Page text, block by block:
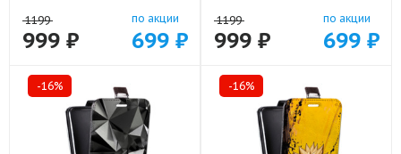
1199
999 ₽
по акции
699 ₽
1199
999 ₽
по акции
699 ₽
-16% -16%